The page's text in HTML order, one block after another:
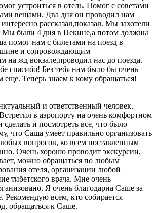
устроиться в отель. Помог с советами
вещами. Два дня он проводил нам
рассказал,показал. Мы захотели
Мы были 4 дня в Пекине,а потом должны
помог нам с билетами на поезд в
и сопровождающим
на жд вокзале,проводил нас до поезда.
спасибо! Без тебя нам было бы очень
еще. Теперь знаем к кому обращаться!
и ответственный человек.
в аэропорту на очень комфортном
и посмотреть все, что было
что Саша умеет правильно организовать
вопросов, ко всем поставленным
Очень хорошо проводит экскурсии,
можно обращаться по любым
отеля, организации любой
тибетского врача. Мне очень
Я очень благодарна Саше за
Рекомендую всем, кто собирается
обращаться к Саше.